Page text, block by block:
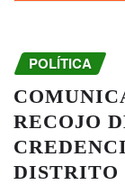
POLÍTICA
RECOJO
DISTRITO